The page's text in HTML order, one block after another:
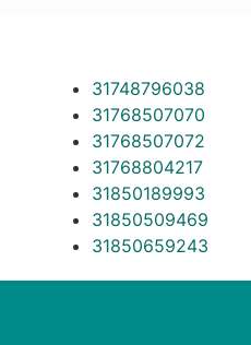
31748796038
31768507070
31768507072
31768804217
31850189993
31850509469
31850659243